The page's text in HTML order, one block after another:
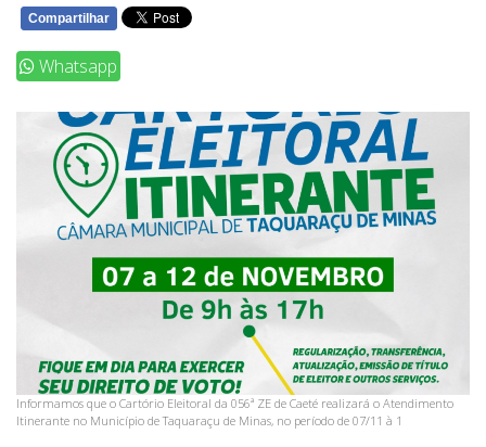
Compartilhar
Whatsapp
Informamos que o Cartório Eleitoral da 056ª ZE de Caeté realizará o Atendimento
Itinerante no Município de Taquaraçu de Minas, no período de 07/11 à 1